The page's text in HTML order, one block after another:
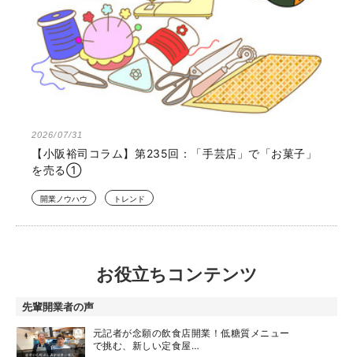
2026/07/31
【小阪裕司コラム】第235回：「手芸店」で「お菓子」
を売る①
開業ノウハウ トレンド
お役立ちコンテンツ
先輩開業者の声
元記者が念願の飲食店開業！低糖質メニュー
で挑む、新しい定食屋…